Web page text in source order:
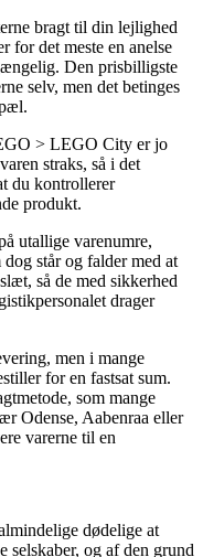
bragt til din lejlighed
for det meste en anelse
Den prisbilligste
selv, men det betinges
> LEGO City er jo
straks, så i det
du kontrollerer
produkt.
utallige varenumre,
står og falder med at
så de med sikkerhed
drager
men i mange
for en fastsat sum.
som mange
Odense, Aabenraa eller
varerne til en
dødelige at
selskaber, og af den grund